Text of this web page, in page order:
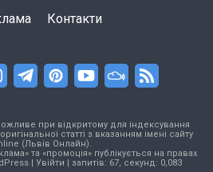
Контакти
при відкритому для індексування
статті з вказанням імені сайту
(Львів Онлайн).
та «промоція» публікується на правах
| Увійти | запитів: 67, секунд: 0,083